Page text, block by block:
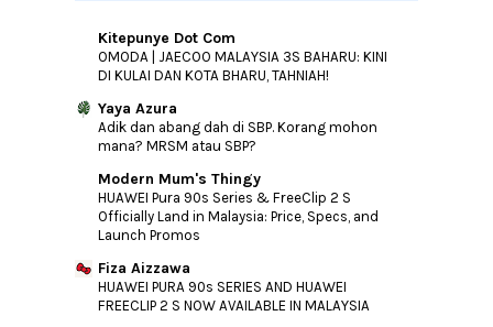
Kitepunye Dot Com
OMODA | JAECOO MALAYSIA 3S BAHARU: KINI
DI KULAI DAN KOTA BHARU, TAHNIAH!
Yaya Azura
Adik dan abang dah di SBP. Korang mohon
mana? MRSM atau SBP?
Modern Mum's Thingy
HUAWEI Pura 90s Series & FreeClip 2 S
Officially Land in Malaysia: Price, Specs, and
Launch Promos
Fiza Aizzawa
HUAWEI PURA 90s SERIES AND HUAWEI
FREECLIP 2 S NOW AVAILABLE IN MALAYSIA